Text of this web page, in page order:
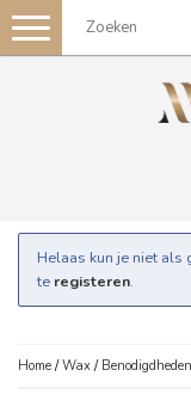
Toggle
navigation
Helaas kun je niet als
te registeren.
Home /Wax / Benodigdheden